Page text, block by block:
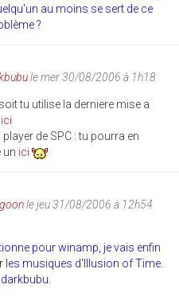
au moins se sert de ce
?
le mer 30/08/2006 à 1h18
tu utilise la derniere mise a
ici
de SPC : tu pourra en
un ici
le jeu 31/08/2006 à 12h54
pour winamp, je vais enfin
les musiques d'Illusion of Time.